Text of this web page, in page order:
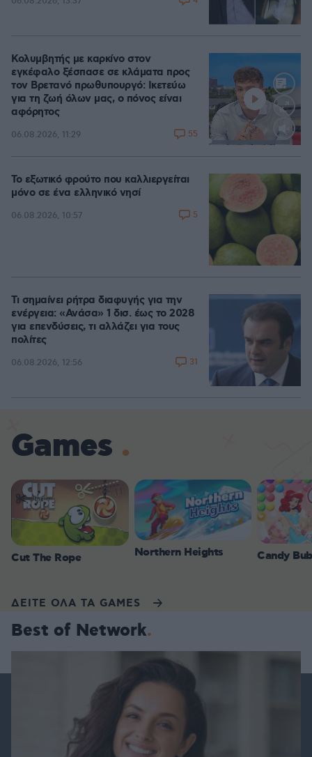
Loaded
Κολυμβητής με καρκίνο στον
εγκέφαλο ξέσπασε σε κλάματα προς
τον Βρετανό πρωθυπουργό: Ικετεύω
για τη ζωή όλων μας, ο πόνος είναι
αφόρητος
06.08.2026, 11:29 55
Το εξωτικό φρούτο που καλλιεργείται
μόνο σε ένα ελληνικό νησί
06.08.2026, 10:57 5
Τι σημαίνει ρήτρα διαφυγής για την
ενέργεια: «Ανάσα» 1 δισ. έως το 2028
για επενδύσεις, τι αλλάζει για τους
πολίτες
06.08.2026, 12:56 31
Games
Cut The Rope Northern Heights Candy
ΔΕΙΤΕ ΟΛΑ ΤΑ GAMES
Best of Network